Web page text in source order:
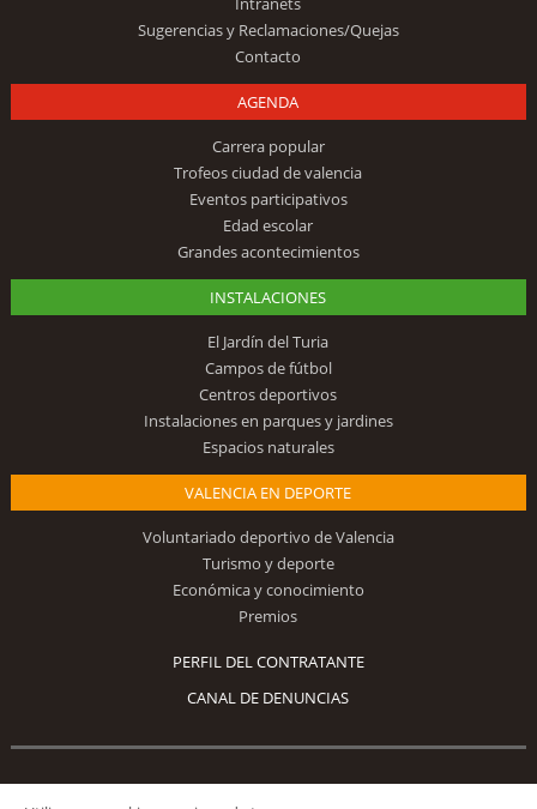
Sugerencias y Reclamaciones/Quejas
Contacto
AGENDA
Carrera popular
Trofeos ciudad de valencia
Eventos participativos
Edad escolar
Grandes acontecimientos
INSTALACIONES
El Jardín del Turia
Campos de fútbol
Centros deportivos
Instalaciones en parques y jardines
Espacios naturales
VALENCIA EN DEPORTE
Voluntariado deportivo de Valencia
Turismo y deporte
Económica y conocimiento
Premios
PERFIL DEL CONTRATANTE
CANAL DE DENUNCIAS
Síguenos